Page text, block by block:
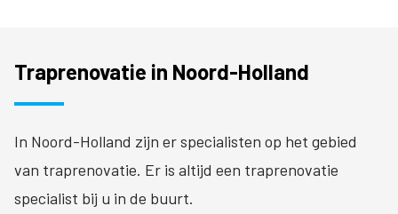
Traprenovatie in Noord-Holland
In Noord-Holland zijn er specialisten op het gebied
van traprenovatie. Er is altijd een traprenovatie
specialist bij u in de buurt.